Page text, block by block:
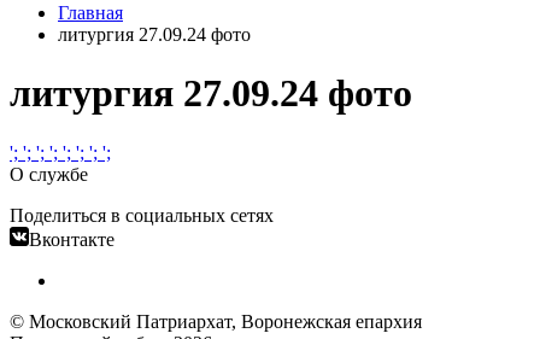
Главная
литургия 27.09.24 фото
литургия 27.09.24 фото
'; '; '; '; '; '; '; ';
О службе
Поделиться в социальных сетях
Вконтакте
© Московский Патриархат, Воронежcкая епархия